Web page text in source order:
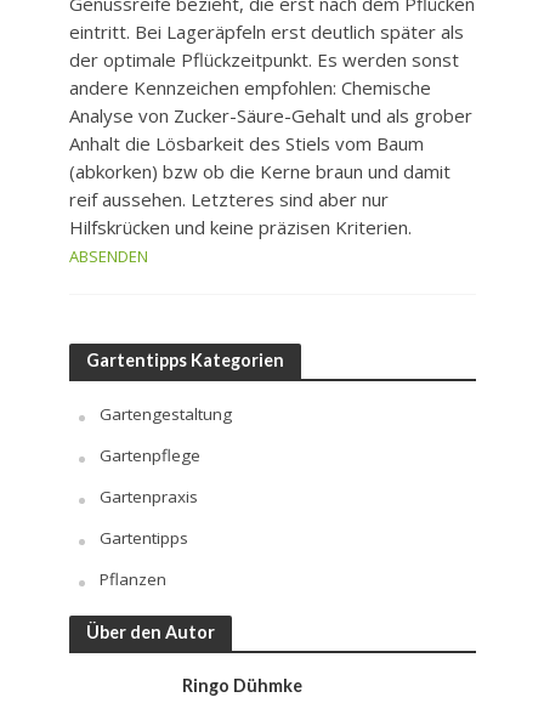
eintritt. Bei Lageräpfeln erst deutlich später als
der optimale Pflückzeitpunkt. Es werden sonst
andere Kennzeichen empfohlen: Chemische
Analyse von Zucker-Säure-Gehalt und als grober
Anhalt die Lösbarkeit des Stiels vom Baum
(abkorken) bzw ob die Kerne braun und damit
reif aussehen. Letzteres sind aber nur
Hilfskrücken und keine präzisen Kriterien.
ABSENDEN
Gartentipps Kategorien
Gartengestaltung
Gartenpflege
Gartenpraxis
Gartentipps
Pflanzen
Über den Autor
Ringo Dühmke